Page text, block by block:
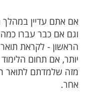
אם אתם עדיין במהלך
וגם אם כבר עברו
הראשון - לקראת
יותר, אם תחום
מזה שלמדתם לתואר
אחר.